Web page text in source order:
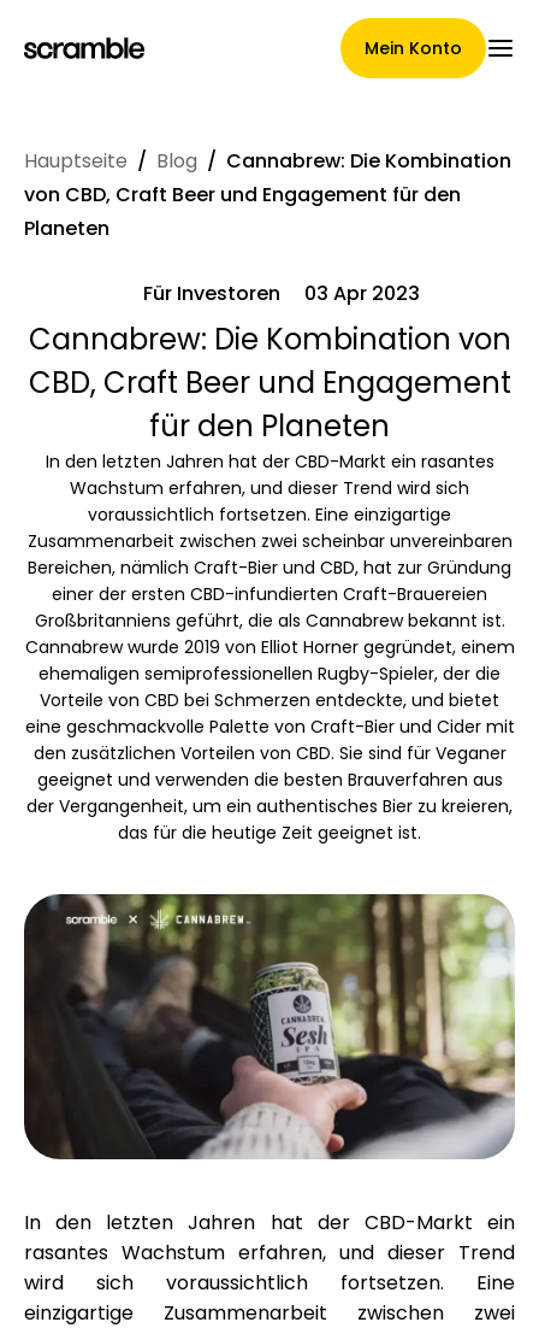
Mein Konto
Hauptseite
Konditionen der
Forderungsabtretung
Markengalerie
Markenauswahl
Rechner
Rundenverlauf
Blog
Kontaktieren Sie uns
Hilfe
Mein Konto
Finanzierung erhalten
Hauptseite / Blog / Cannabrew: Die Kombination
von CBD, Craft Beer und Engagement für den
Planeten
Für Investoren 03 Apr 2023
Cannabrew: Die Kombination von
CBD, Craft Beer und Engagement
für den Planeten
In den letzten Jahren hat der CBD-Markt ein rasantes
Wachstum erfahren, und dieser Trend wird sich
voraussichtlich fortsetzen. Eine einzigartige
Zusammenarbeit zwischen zwei scheinbar unvereinbaren
Bereichen, nämlich Craft-Bier und CBD, hat zur Gründung
einer der ersten CBD-infundierten Craft-Brauereien
Großbritanniens geführt, die als Cannabrew bekannt ist.
Cannabrew wurde 2019 von Elliot Horner gegründet, einem
ehemaligen semiprofessionellen Rugby-Spieler, der die
Vorteile von CBD bei Schmerzen entdeckte, und bietet
eine geschmackvolle Palette von Craft-Bier und Cider mit
den zusätzlichen Vorteilen von CBD. Sie sind für Veganer
geeignet und verwenden die besten Brauverfahren aus
der Vergangenheit, um ein authentisches Bier zu kreieren,
das für die heutige Zeit geeignet ist.
In den letzten Jahren hat der CBD-Markt ein
rasantes Wachstum erfahren, und dieser Trend
wird sich voraussichtlich fortsetzen. Eine
einzigartige Zusammenarbeit zwischen zwei